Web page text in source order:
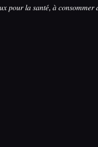
𝑝𝑜𝑢𝑟 𝑙𝑎 𝑠𝑎𝑛𝑡𝑒́, 𝑎̀ 𝑐𝑜𝑛𝑠𝑜𝑚𝑚𝑒𝑟